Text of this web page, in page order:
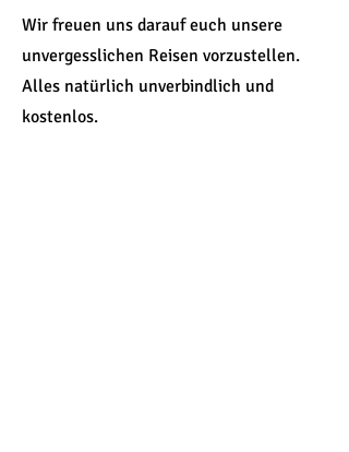
Wir freuen uns darauf euch unsere
unvergesslichen Reisen vorzustellen.
Alles natürlich unverbindlich und
kostenlos.